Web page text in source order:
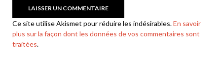
Ce site utilise Akismet pour réduire les indésirables.En savoir
plus sur la façon dont les données de vos commentaires sont
traitées.